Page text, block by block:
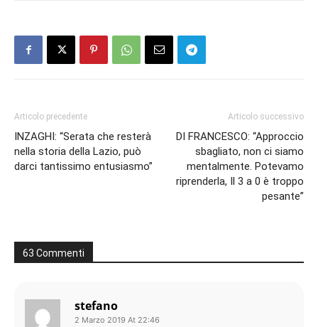
Articolo precedente
INZAGHI: “Serata che resterà
nella storia della Lazio, può
darci tantissimo entusiasmo”
Articolo successivo
DI FRANCESCO: “Approccio
sbagliato, non ci siamo
mentalmente. Potevamo
riprenderla, Il 3 a 0 è troppo
pesante”
63 Commenti
stefano
2 Marzo 2019 At 22:46